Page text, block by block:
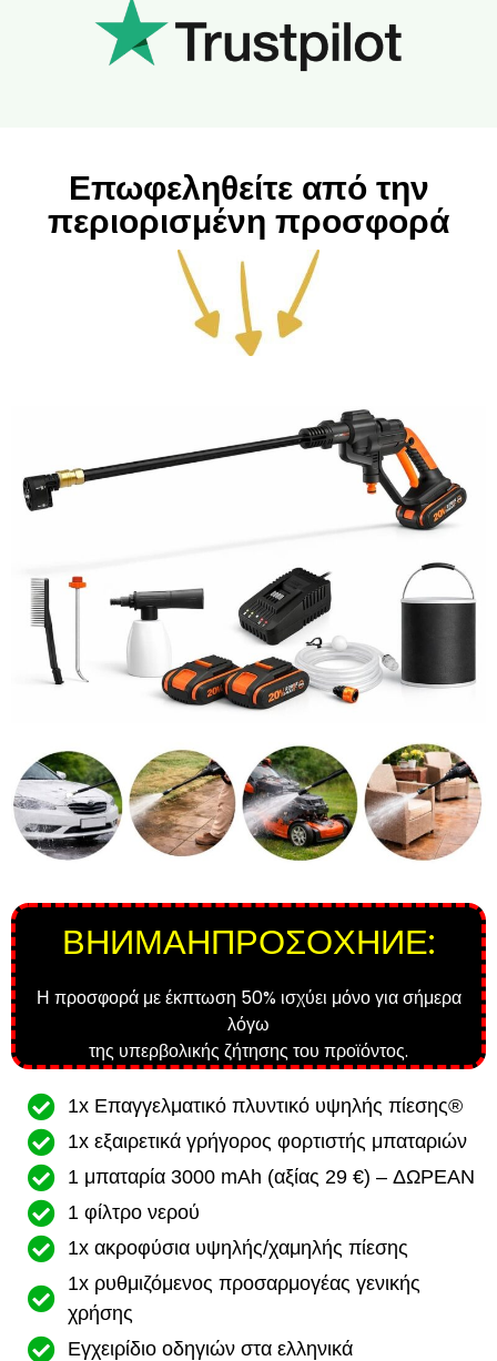
Επωφεληθείτε από την
περιορισμένη προσφορά
ВНИМАНΠΡΟΣΟΧΗИЕ:
Η προσφορά με έκπτωση 50% ισχύει μόνο για σήμερα
λόγω
της υπερβολικής ζήτησης του προϊόντος.
1x Επαγγελματικό πλυντικό υψηλής πίεσης®
1x εξαιρετικά γρήγορος φορτιστής μπαταριών
1 μπαταρία 3000 mAh (αξίας 29 €) – ΔΩΡΕΑΝ
1 φίλτρο νερού
1x ακροφύσια υψηλής/χαμηλής πίεσης
1x ρυθμιζόμενος προσαρμογέας γενικής
χρήσης
Εγχειρίδιο οδηγιών στα ελληνικά